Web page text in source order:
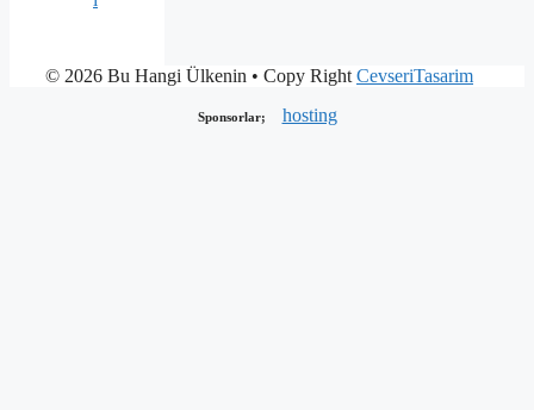
© 2026 Bu Hangi Ülkenin • Copy Right CevseriTasarim
Sponsorlar; hosting